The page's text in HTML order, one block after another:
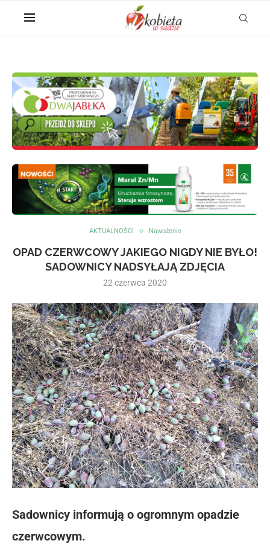
AKTUALNOŚCI Nawożenie
OPAD CZERWCOWY JAKIEGO NIGDY NIE BYŁO!
SADOWNICY NADSYŁAJĄ ZDJĘCIA
22 czerwca 2020
Sadownicy informują o ogromnym opadzie
czerwcowym.